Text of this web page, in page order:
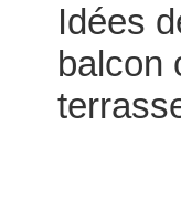
Idées
balcon